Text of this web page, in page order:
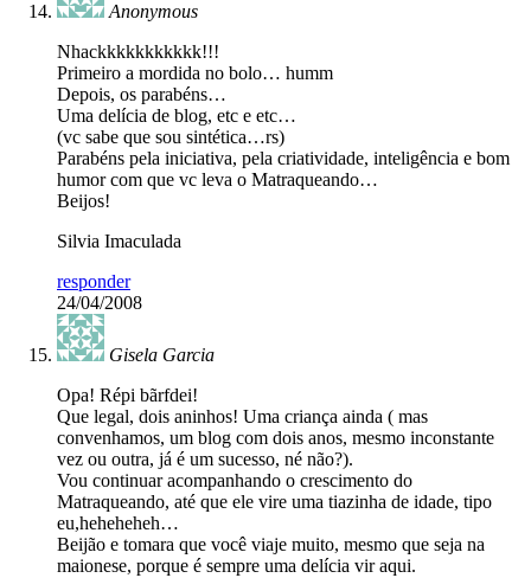
Anonymous
Nhackkkkkkkkkkk!!!
Primeiro a mordida no bolo… humm
Depois, os parabéns…
Uma delícia de blog, etc e etc…
(vc sabe que sou sintética…rs)
Parabéns pela iniciativa, pela criatividade, inteligência e bom
humor com que vc leva o Matraqueando…
Beijos!
Silvia Imaculada
responder
24/04/2008
Gisela Garcia
Opa! Répi bãrfdei!
Que legal, dois aninhos! Uma criança ainda ( mas
convenhamos, um blog com dois anos, mesmo inconstante
vez ou outra, já é um sucesso, né não?).
Vou continuar acompanhando o crescimento do
Matraqueando, até que ele vire uma tiazinha de idade, tipo
eu,heheheheh…
Beijão e tomara que você viaje muito, mesmo que seja na
maionese, porque é sempre uma delícia vir aqui.